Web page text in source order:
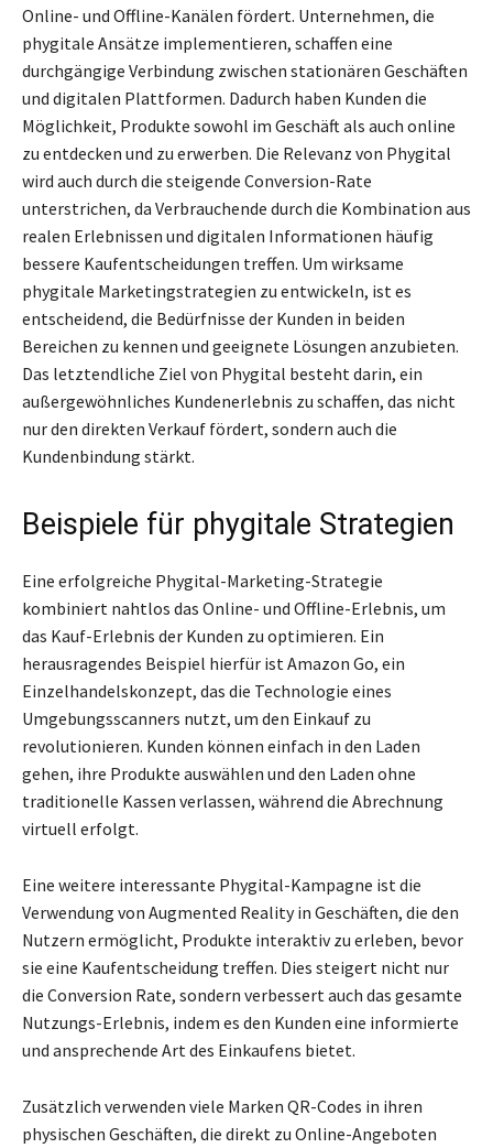
Online- und Offline-Kanälen fördert. Unternehmen, die
phygitale Ansätze implementieren, schaffen eine
durchgängige Verbindung zwischen stationären Geschäften
und digitalen Plattformen. Dadurch haben Kunden die
Möglichkeit, Produkte sowohl im Geschäft als auch online
zu entdecken und zu erwerben. Die Relevanz von Phygital
wird auch durch die steigende Conversion-Rate
unterstrichen, da Verbrauchende durch die Kombination aus
realen Erlebnissen und digitalen Informationen häufig
bessere Kaufentscheidungen treffen. Um wirksame
phygitale Marketingstrategien zu entwickeln, ist es
entscheidend, die Bedürfnisse der Kunden in beiden
Bereichen zu kennen und geeignete Lösungen anzubieten.
Das letztendliche Ziel von Phygital besteht darin, ein
außergewöhnliches Kundenerlebnis zu schaffen, das nicht
nur den direkten Verkauf fördert, sondern auch die
Kundenbindung stärkt.
Beispiele für phygitale Strategien
Eine erfolgreiche Phygital-Marketing-Strategie
kombiniert nahtlos das Online- und Offline-Erlebnis, um
das Kauf-Erlebnis der Kunden zu optimieren. Ein
herausragendes Beispiel hierfür ist Amazon Go, ein
Einzelhandelskonzept, das die Technologie eines
Umgebungsscanners nutzt, um den Einkauf zu
revolutionieren. Kunden können einfach in den Laden
gehen, ihre Produkte auswählen und den Laden ohne
traditionelle Kassen verlassen, während die Abrechnung
virtuell erfolgt.
Eine weitere interessante Phygital-Kampagne ist die
Verwendung von Augmented Reality in Geschäften, die den
Nutzern ermöglicht, Produkte interaktiv zu erleben, bevor
sie eine Kaufentscheidung treffen. Dies steigert nicht nur
die Conversion Rate, sondern verbessert auch das gesamte
Nutzungs-Erlebnis, indem es den Kunden eine informierte
und ansprechende Art des Einkaufens bietet.
Zusätzlich verwenden viele Marken QR-Codes in ihren
physischen Geschäften, die direkt zu Online-Angeboten